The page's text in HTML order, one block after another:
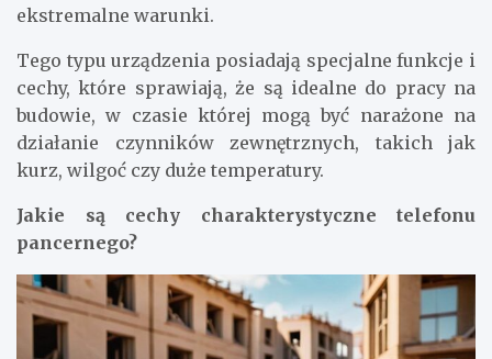
ekstremalne warunki.
Tego typu urządzenia posiadają specjalne funkcje i
cechy, które sprawiają, że są idealne do pracy na
budowie, w czasie której mogą być narażone na
działanie czynników zewnętrznych, takich jak
kurz, wilgoć czy duże temperatury.
Jakie są cechy charakterystyczne telefonu
pancernego?